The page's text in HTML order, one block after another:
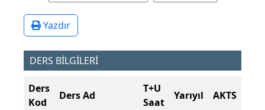
Yazdır
DERS BİLGİLERİ
Ders
Kod
Ders Ad
T+U
Saat
Yarıyıl AKTS